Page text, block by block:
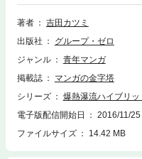
は、そんなハイブリッドの一人
しくもお馬鹿な、血沸き肉踊る
ナル大河ファンタジー。満を持
著者
吉田カツミ
出版社
グループ・ゼロ
ジャンル
青年マンガ
掲載誌
マンガの金字塔
シリーズ
爆熱瀑流ハイブリ
電子版配信開始日
2016/11/25
ファイルサイズ
14.42 MB